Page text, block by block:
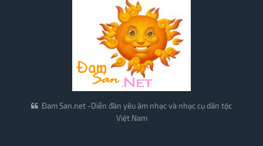
Đam San.net -Diễn đàn yêu âm nhạc và nhạc cụ dân tộc
Việt Nam